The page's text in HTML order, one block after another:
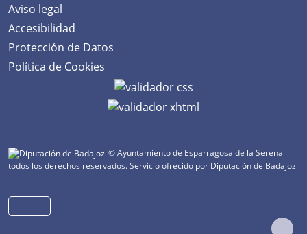
Aviso legal
Accesibilidad
Protección de Datos
Política de Cookies
© Ayuntamiento de Esparragosa de la Serena
todos los derechos reservados.Servicio ofrecido por Diputación de Badajoz